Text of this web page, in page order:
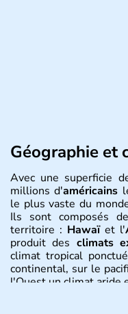
Géographie et
Avec une superficie
millions d'américains
le plus vaste du
Ils sont composés
territoire : Hawaïet l'
produit des climats
climat tropical
continental, sur le
l'Ouest un climat aride